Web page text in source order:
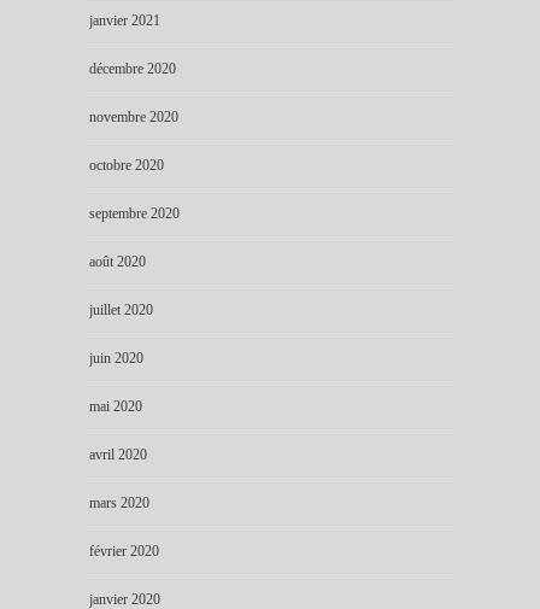
janvier 2021
décembre 2020
novembre 2020
octobre 2020
septembre 2020
août 2020
juillet 2020
juin 2020
mai 2020
avril 2020
mars 2020
février 2020
janvier 2020